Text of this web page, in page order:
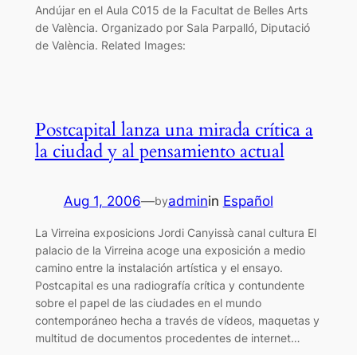
Andújar en el Aula C015 de la Facultat de Belles Arts
de València. Organizado por Sala Parpalló, Diputació
de València. Related Images:
Postcapital lanza una mirada crítica a
la ciudad y al pensamiento actual
Aug 1, 2006—byadminin Español
La Virreina exposicions Jordi Canyissà canal cultura El
palacio de la Virreina acoge una exposición a medio
camino entre la instalación artística y el ensayo.
Postcapital es una radiografía crítica y contundente
sobre el papel de las ciudades en el mundo
contemporáneo hecha a través de vídeos, maquetas y
multitud de documentos procedentes de internet…